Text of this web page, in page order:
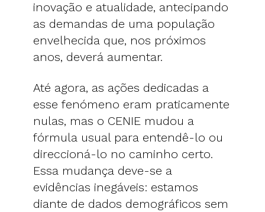
inovação e atualidade, antecipando
as demandas de uma população
envelhecida que, nos próximos
anos, deverá aumentar.
Até agora, as ações dedicadas a
esse fenómeno eram praticamente
nulas, mas o CENIE mudou a
fórmula usual para entendê-lo ou
direccioná-lo no caminho certo.
Essa mudança deve-se a
evidências inegáveis: estamos
diante de dados demográficos sem